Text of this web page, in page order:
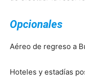
Opcionales
Aéreo de regreso a
Hoteles y estadías